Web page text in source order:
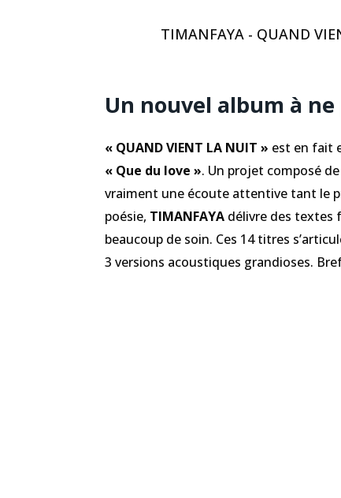
TIMANFAYA - QUAND
Un nouvel album à ne
« QUAND VIENT LA NUIT » est en fait
« Que du love ». Un projet composé
vraiment une écoute attentive tant le
poésie, TIMANFAYA délivre des textes
beaucoup de soin. Ces 14 titres
3 versions acoustiques grandioses.